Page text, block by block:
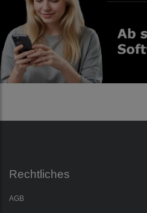
Rechtliches
AGB